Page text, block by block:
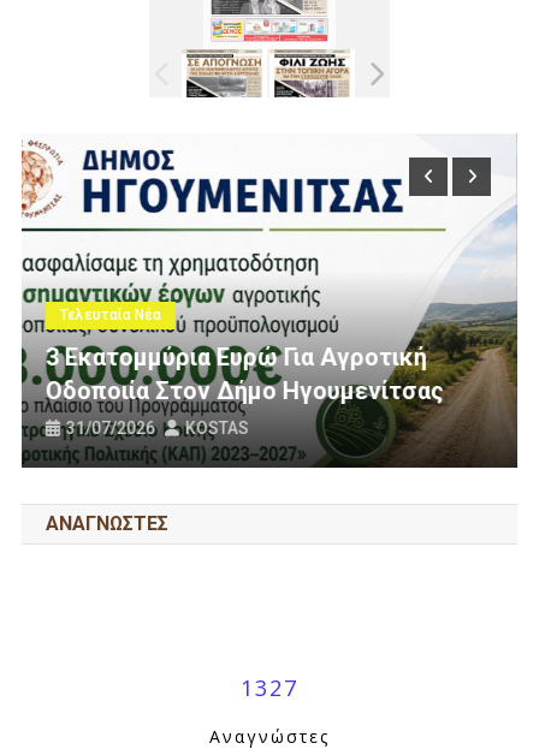
Τελευταία Νέα
Πολίτες Θεσπρωτίας Ενάντια
Ανεμογεννήτριες: Ποιον
Πανό Μας;
25/07/2026 KOSTAS
ΑΝΑΓΝΩΣΤΕΣ
1327
Αναγνώστες